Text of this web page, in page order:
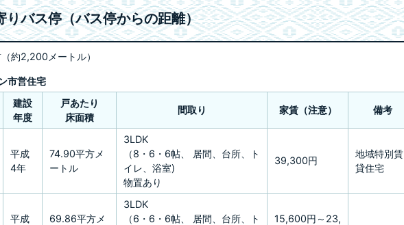
りバス停（バス停からの距離）
約2,200メートル）
市営住宅
建設
年度
戸あたり
床面積
間取り 家賃（注意） 備考
平成
4年
74.90平方メ
ートル
3LDK
（8・6・6帖、 居間、台所、ト
イレ、浴室)
物置あり
39,300円
地域特別賃
貸住宅
平成
69.86平方メ
3LDK
（6・6・6帖、 居間、台所、ト
15,600円～23,